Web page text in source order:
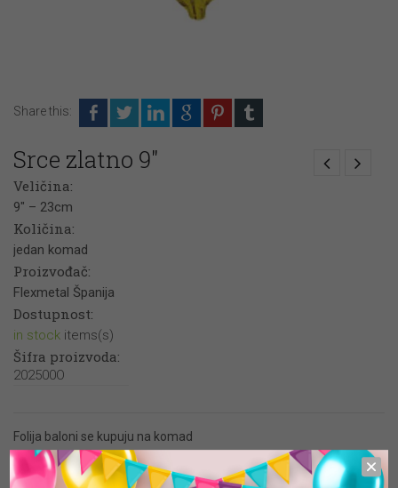
Share this:
Srce zlatno 9″
Veličina:
9″ – 23cm
Količina:
jedan komad
Proizvođač:
Flexmetal Španija
Dostupnost:
in stock items(s)
Šifra proizvoda:
202500O
Folija baloni se kupuju na komad
9″ – 23cm